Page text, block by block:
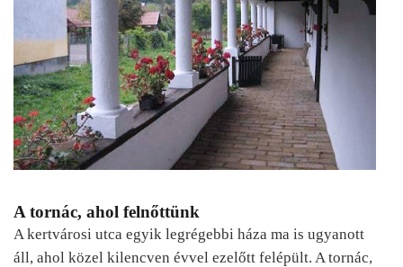
A tornác, ahol felnőttünk
A kertvárosi utca egyik legrégebbi háza ma is ugyanott
áll, ahol közel kilencven évvel ezelőtt felépült. A tornác,